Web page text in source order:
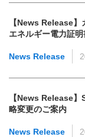
【News Release
エネルギー電力証
News Release
【News Release
略変更のご案内
News Release